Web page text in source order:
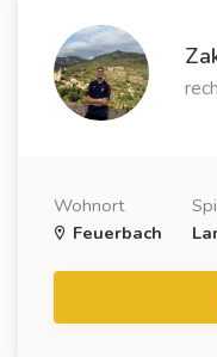
Wohnort
Feuerbach